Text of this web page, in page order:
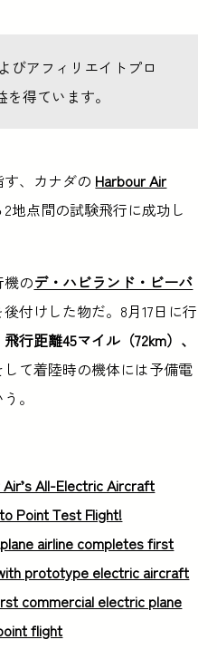
びアフィリエイトプロ
得ています。
、カナダの Harbour Air
地点間の試験飛行に成功し
のデ・ハビランド・ビーバ
付けした物だ。8月17日に行
飛行距離45マイル（72km）、
して着陸時の機体には予備電
。
All-Electric Aircraft
Point Test Flight!
airline completes first
prototype electric aircraft
commercial electric plane
flight